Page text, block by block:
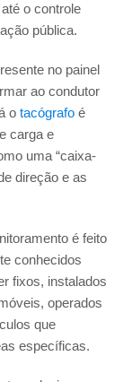
o controle
pública.
no painel
ao condutor
o tacógrafo é
carga e
uma “caixa-
direção e as
é feito
conhecidos
fixos, instalados
operados
que
específicas.